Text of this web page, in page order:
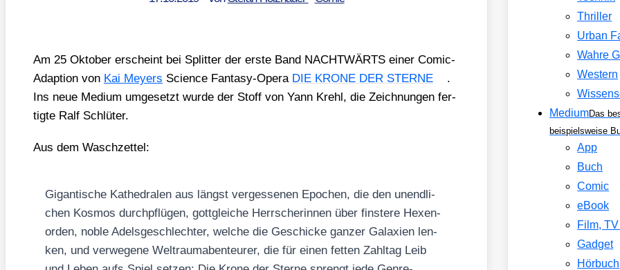
Am 25 Okto­ber erscheint bei Split­ter der ers­te Band NACHTWÄRTS einer Comic-
Adap­ti­on von Kai Mey­ers Sci­ence Fan­ta­sy-Ope­ra DIE KRONE DER STERNE
.
Ins neue Medi­um umge­setzt wur­de der Stoff von Yann Krehl, die Zeich­nun­gen fer­
tig­te Ralf Schlü­ter.
Aus dem Wasch­zet­tel:
Gigan­ti­sche Kathe­dra­len aus längst ver­ges­se­nen Epo­chen, die den unend­li­
chen Kos­mos durch­pflü­gen, gott­glei­che Herr­sche­rin­nen über fins­te­re Hexen­
or­den, noble Adels­ge­schlech­ter, wel­che die Geschi­cke gan­zer Gala­xien len­
ken, und ver­we­ge­ne Welt­raum­aben­teu­rer, die für einen fet­ten Zahl­tag Leib
Thriller
Urban
Wahre
Western
MediumDas
beispielsweise
App
Buch
Comic
eBook
Film,
Gadget
Hörbuch